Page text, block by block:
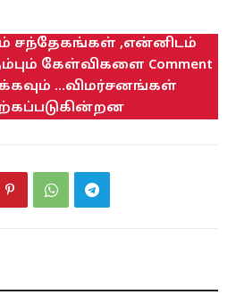
சந்தேகங்கள் ,என்னிடம்
கேள்விகளை Comment
...விமர்சனங்கள்